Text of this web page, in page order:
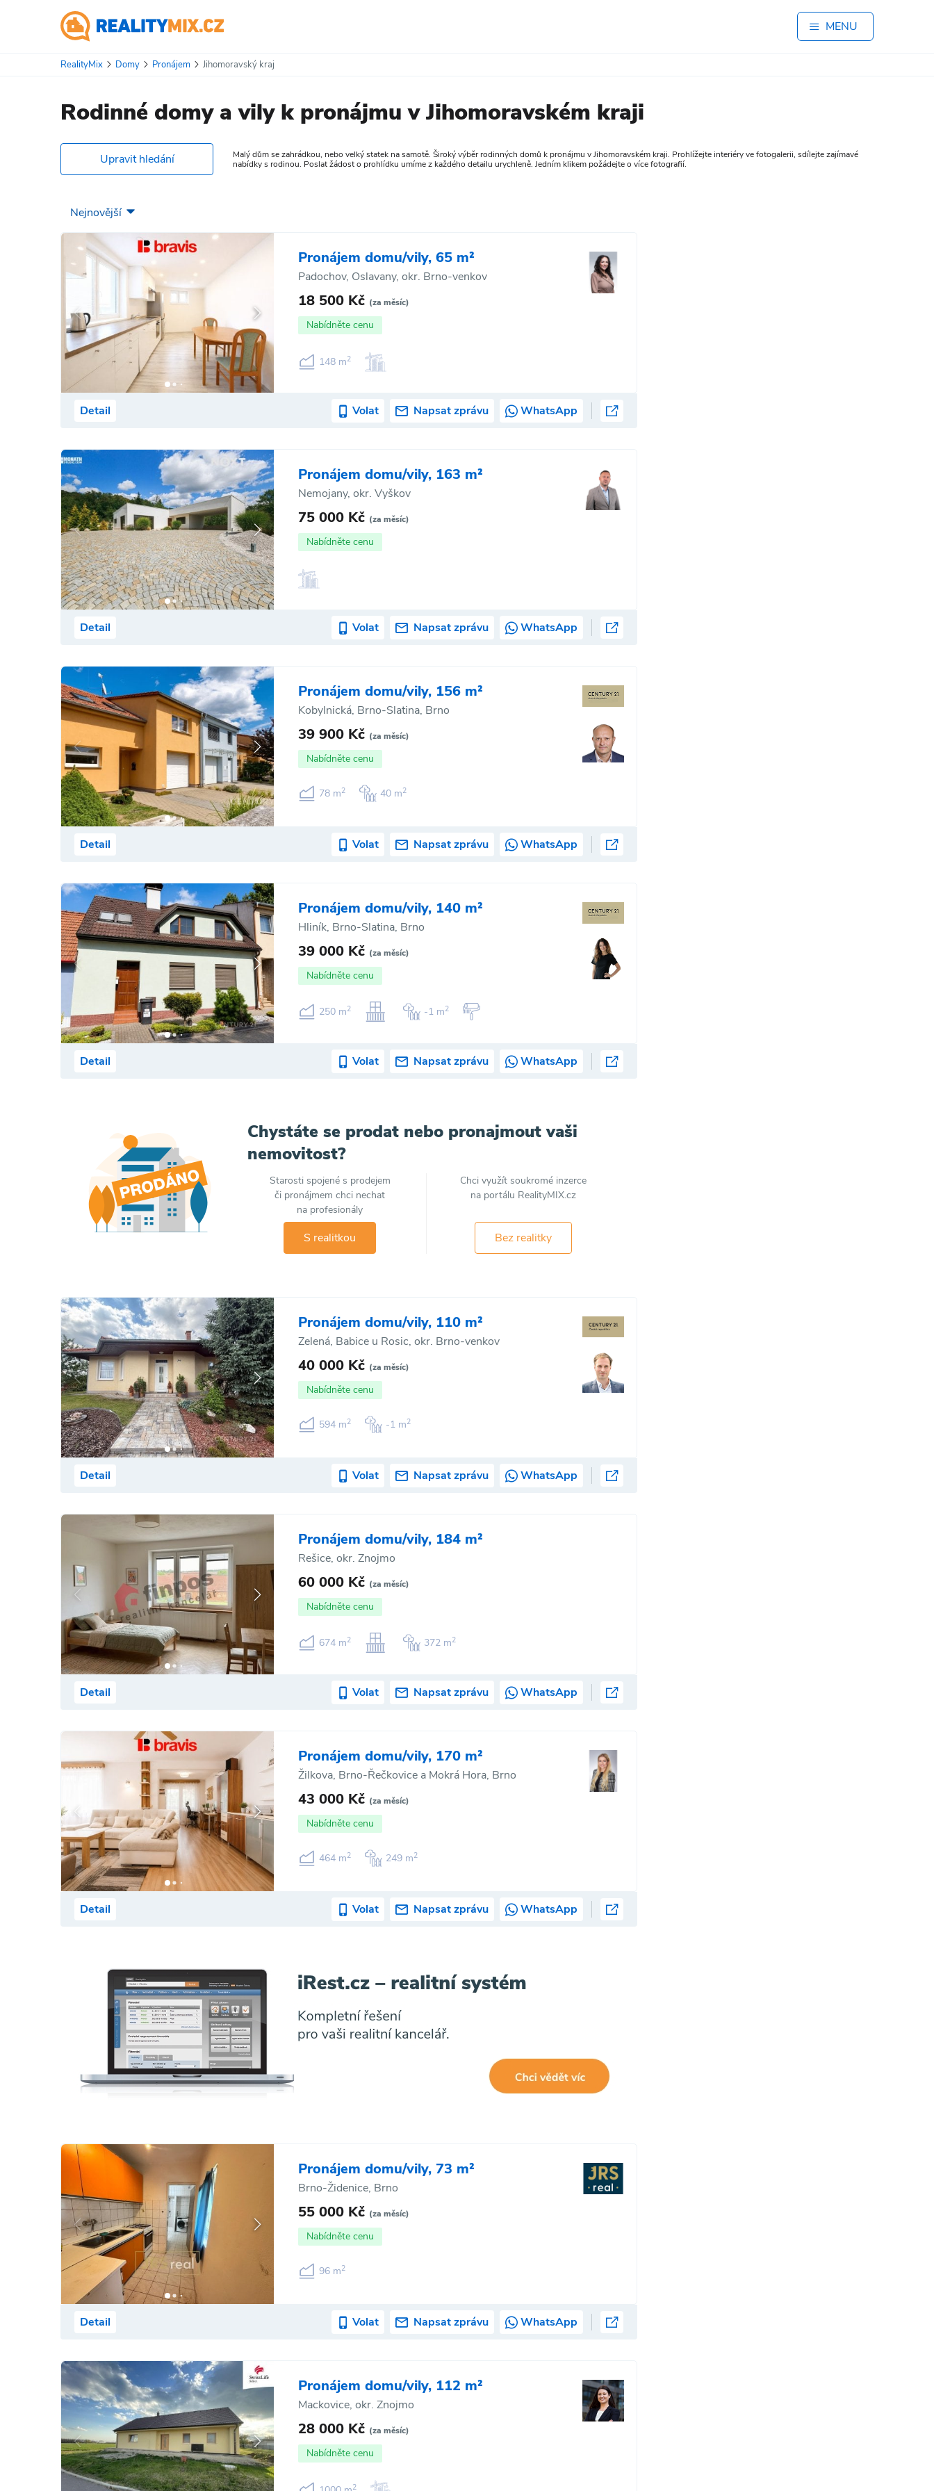
MENU
RealityMix Domy Pronájem Jihomoravský kraj
Rodinné domy a vily k pronájmu v Jihomoravském kraji
Upravit hledání
Malý dům se zahrádkou, nebo velký statek na samotě. Široký výběr rodinných domů k pronájmu v Jihomoravském kraji. Prohlížejte interiéry ve fotogalerii, sdílejte zajímavé
nabídky s rodinou. Poslat žádost o prohlídku umíme z každého detailu urychleně. Jedním klikem požádejte o více fotografií.
Pronájem domu/vily, 65 m²
Padochov, Oslavany, okr. Brno-venkov
18 500 Kč (za měsíc)
Nabídněte cenu
148 m2
Detail Volat Napsat zprávu WhatsApp
Pronájem domu/vily, 163 m²
Nemojany, okr. Vyškov
75 000 Kč (za měsíc)
Nabídněte cenu
Detail Volat Napsat zprávu WhatsApp
Pronájem domu/vily, 156 m²
Kobylnická, Brno-Slatina, Brno
39 900 Kč (za měsíc)
Nabídněte cenu
78 m2 40 m2
Detail Volat Napsat zprávu WhatsApp
Pronájem domu/vily, 140 m²
Hliník, Brno-Slatina, Brno
39 000 Kč (za měsíc)
Nabídněte cenu
250 m2 -1 m2
Detail Volat Napsat zprávu WhatsApp
Chystáte se prodat nebo pronajmout vaši
nemovitost?
Starosti spojené s prodejem
či pronájmem chci nechat
na profesionály
S realitkou
Chci využít soukromé inzerce
na portálu RealityMIX.cz
Bez realitky
Pronájem domu/vily, 110 m²
Zelená, Babice u Rosic, okr. Brno-venkov
40 000 Kč (za měsíc)
Nabídněte cenu
594 m2 -1 m2
Detail Volat Napsat zprávu WhatsApp
Pronájem domu/vily, 184 m²
Rešice, okr. Znojmo
60 000 Kč (za měsíc)
Nabídněte cenu
674 m2 372 m2
Detail Volat Napsat zprávu WhatsApp
Pronájem domu/vily, 170 m²
Žilkova, Brno-Řečkovice a Mokrá Hora, Brno
43 000 Kč (za měsíc)
Nabídněte cenu
464 m2 249 m2
Detail Volat Napsat zprávu WhatsApp
Pronájem domu/vily, 73 m²
Brno-Židenice, Brno
55 000 Kč (za měsíc)
Nabídněte cenu
96 m2
Detail Volat Napsat zprávu WhatsApp
Pronájem domu/vily, 112 m²
Mackovice, okr. Znojmo
28 000 Kč (za měsíc)
Nabídněte cenu
2